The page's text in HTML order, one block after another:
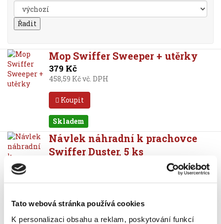
Tato webová stránka používá cookies
K personalizaci obsahu a reklam, poskytování funkcí
Mop Swiffer Sweeper + utěrky
379 Kč
458,59 Kč vč. DPH
Koupit
Skladem
Návlek náhradní k prachovce
Swiffer Duster, 5 ks
Skladem